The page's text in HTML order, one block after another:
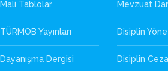
Mali Tablolar
TÜRMOB Yayınları
Dayanışma Dergisi
Mevzuat
Disiplin
Disiplin